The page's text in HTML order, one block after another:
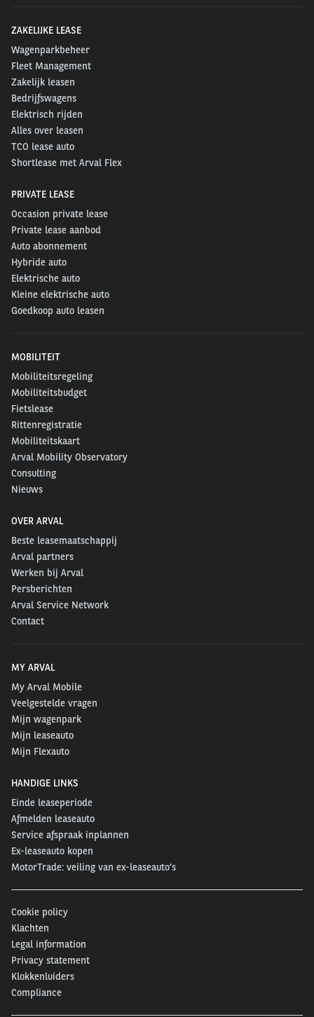
ZAKELIJKE LEASE
Wagenparkbeheer
Fleet Management
Zakelijk leasen
Bedrijfswagens
Elektrisch rijden
Alles over leasen
TCO lease auto
Shortlease met Arval Flex
PRIVATE LEASE
Occasion private lease
Private lease aanbod
Auto abonnement
Hybride auto
Elektrische auto
Kleine elektrische auto
Goedkoop auto leasen
MOBILITEIT
Mobiliteitsregeling
Mobiliteitsbudget
Fietslease
Rittenregistratie
Mobiliteitskaart
Arval Mobility Observatory
Consulting
Nieuws
OVER ARVAL
Beste leasemaatschappij
Arval partners
Werken bij Arval
Persberichten
Arval Service Network
Contact
MY ARVAL
My Arval Mobile
Veelgestelde vragen
Mijn wagenpark
Mijn leaseauto
Mijn Flexauto
HANDIGE LINKS
Einde leaseperiode
Afmelden leaseauto
Service afspraak inplannen
Ex-leaseauto kopen
MotorTrade: veiling van ex-leaseauto’s
Cookie policy
Klachten
Legal information
Privacy statement
Klokkenluiders
Compliance